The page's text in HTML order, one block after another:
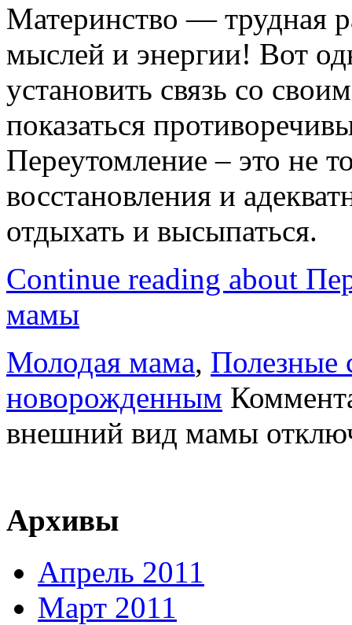
Материнство — трудная
мыслей и энергии! Вот
установить связь со
показаться
Переутомление – это не
восстановления и
отдыхать и высыпаться.
Continue reading about
мамы
Молодая мама, Полезные
новорожденным
внешний вид мамы
Архивы
Апрель 2011
Март 2011